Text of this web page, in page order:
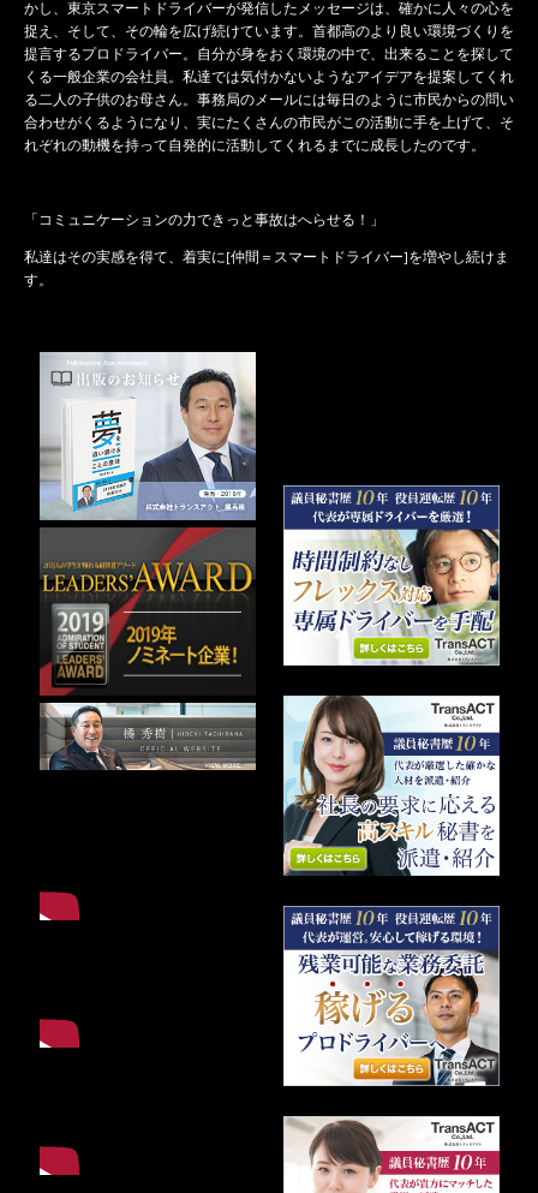
かし、東京スマートドライバーが発信したメッセージは、確かに人々の心を
捉え、そして、その輪を広げ続けています。首都高のより良い環境づくりを
提言するプロドライバー。自分が身をおく環境の中で、出来ることを探して
くる一般企業の会社員。私達では気付かないようなアイデアを提案してくれ
る二人の子供のお母さん。事務局のメールには毎日のように市民からの問い
合わせがくるようになり、実にたくさんの市民がこの活動に手を上げて、そ
れぞれの動機を持って自発的に活動してくれるまでに成長したのです。
「コミュニケーションの力できっと事故はへらせる！」
私達はその実感を得て、着実に[仲間＝スマートドライバー]を増やし続けま
す。